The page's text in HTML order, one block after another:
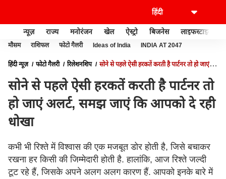
न्यूज़ राज्य मनोरंजन खेल ऐस्ट्रो बिजनेस लाइफस्टाइल
मौसम राशिफल फोटो गैलरी Ideas of India INDIA AT 2047
हिंदी न्यूज़ फोटो गैलरी रिलेशनशिप
सोने से पहले ऐसी हरकतें करती है पार्टनर तो हो जाएं
सोने से पहले ऐसी हरकतें करती है पार्टनर तो
हो जाएं अलर्ट, समझ जाएं कि आपको दे रही
धोखा
कभी भी रिश्ते में विश्वास की एक मजबूत डोर होती है, जिसे बचाकर
रखना हर किसी की जिम्मेदारी होती है. हालांकि, आज रिश्ते जल्दी
टूट रहे हैं, जिसके अपने अलग अलग कारण हैं. आपको इनके बारे में